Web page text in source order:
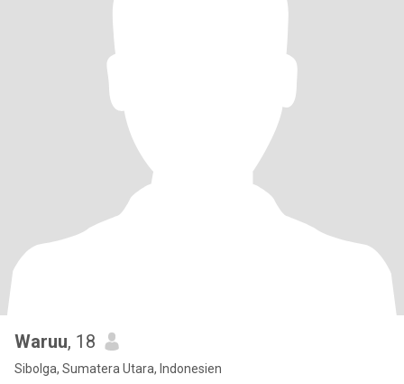
Waruu, 18
Sibolga, Sumatera Utara, Indonesien